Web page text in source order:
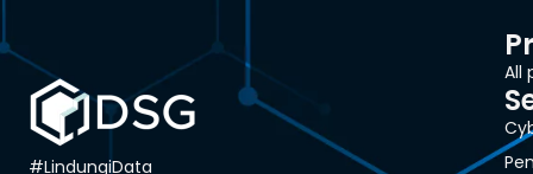
#LindungiData
All